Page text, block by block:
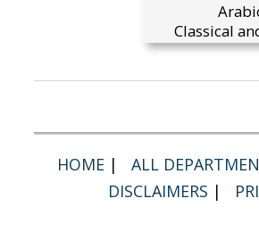
Classical
HOME | ALL
DISCLAIMERS |